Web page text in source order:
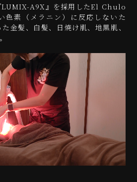
LUMIX-A9X』を採用したEl Chulo
色素（メラニン）に反応しないた
金髪、白髪、日焼け肌、地黒肌、